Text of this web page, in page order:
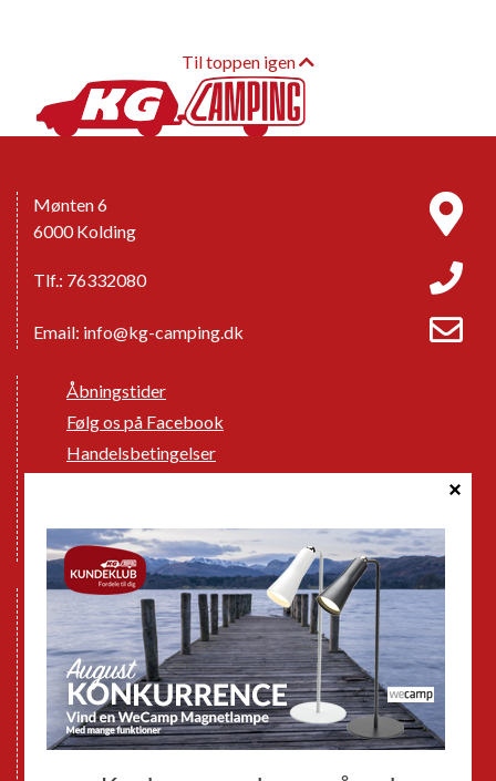
Til toppen igen
Mønten 6
6000 Kolding
Tlf.: 76332080
Email: info@kg-camping.dk
Åbningstider
Følg os på Facebook
Handelsbetingelser
GPDR - Optagelse af foto og video
Nye Campingvogne
Nye Autocampere og Vans
Brugte Campingvogne
Brugte Autocampere og Vans
Webshop